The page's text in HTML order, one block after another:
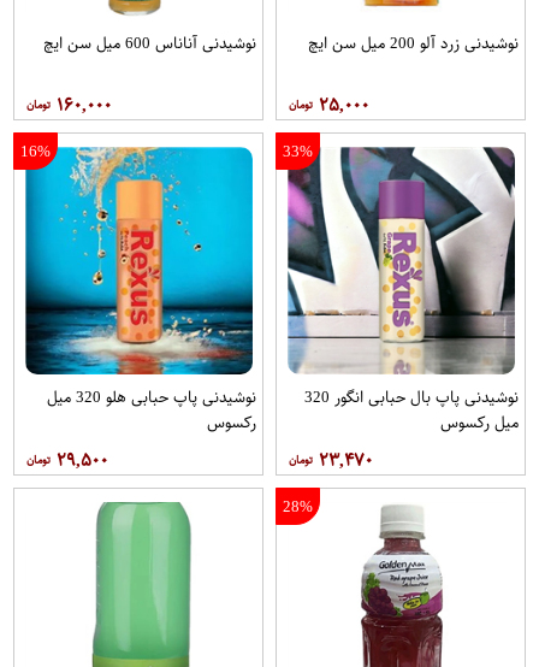
نوشیدنی زرد آلو 200 میل سن ایچ
۲۵,۰۰۰
نوشیدنی آناناس 600 میل سن ایچ
۱۶۰,۰۰۰
33%
نوشیدنی پاپ بال حبابی انگور 320
میل رکسوس
۲۳,۴۷۰
16%
نوشیدنی پاپ حبابی هلو 320 میل
رکسوس
۲۹,۵۰۰
28%